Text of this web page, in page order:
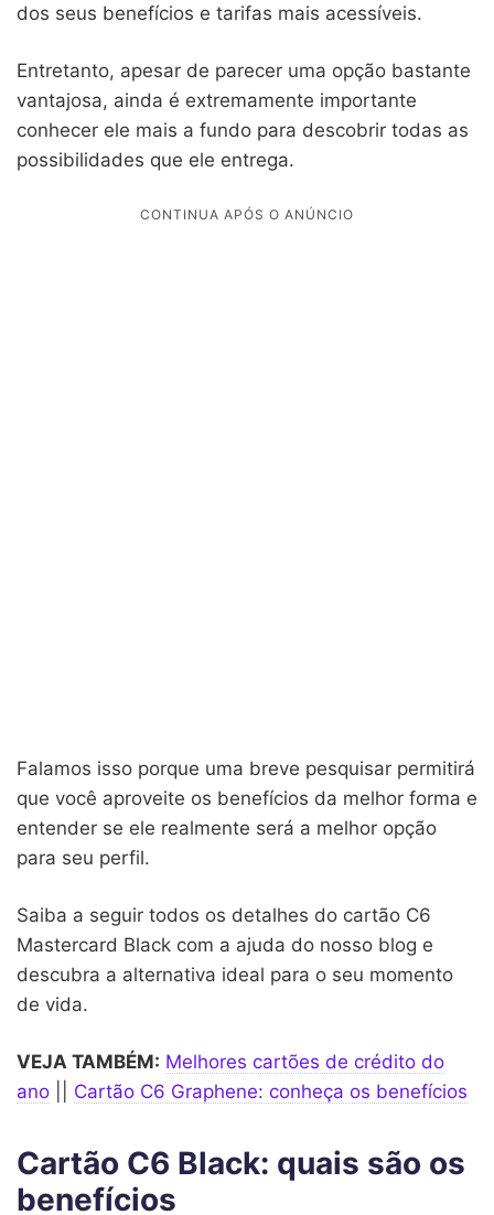
dos seus benefícios e tarifas mais acessíveis.
Entretanto, apesar de parecer uma opção bastante
vantajosa, ainda é extremamente importante
conhecer ele mais a fundo para descobrir todas as
possibilidades que ele entrega.
Falamos isso porque uma breve pesquisar permitirá
que você aproveite os benefícios da melhor forma e
entender se ele realmente será a melhor opção
para seu perfil.
Saiba a seguir todos os detalhes do cartão C6
Mastercard Black com a ajuda do nosso blog e
descubra a alternativa ideal para o seu momento
de vida.
VEJA TAMBÉM: Melhores cartões de crédito do
ano
Cartão C6 Graphene: conheça os benefícios
Cartão C6 Black: quais são os
benefícios